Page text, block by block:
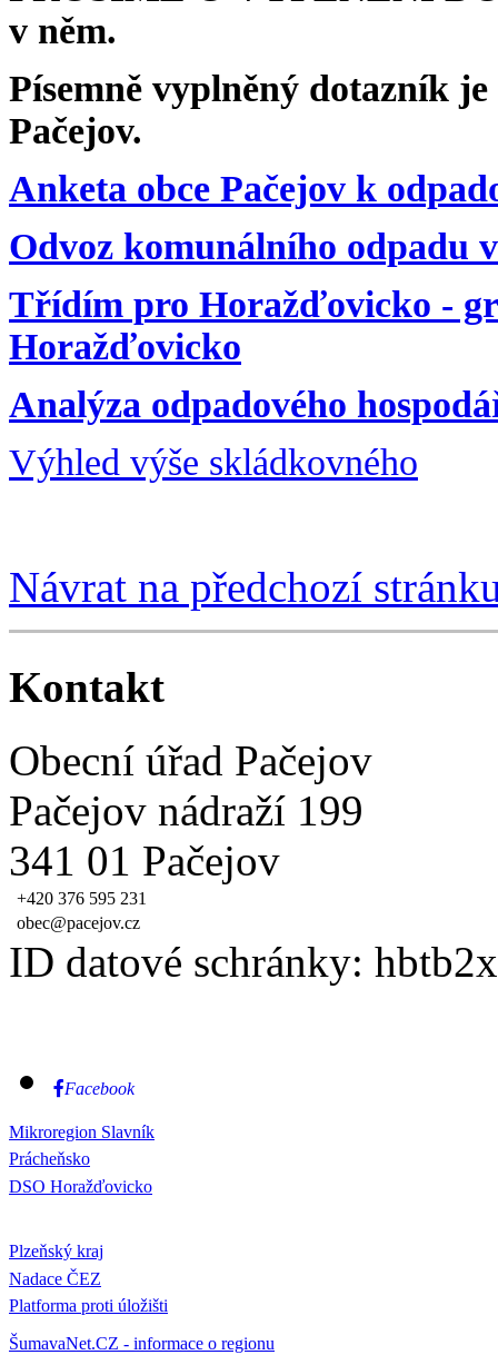
v něm.
Písemně vyplněný dotazník
Pačejov.
Anketa obce Pačejov k
Odvoz komunálního odpadu
Třídím pro Horažďovicko -
Horažďovicko
Analýza odpadového
Výhled výše skládkovného
Návrat na předchozí
Kontakt
Obecní úřad Pačejov
Pačejov nádraží 199
341 01 Pačejov
+420 376 595 231
obec@pacejov.cz
ID datové schránky:
Facebook
Mikroregion Slavník
Prácheňsko
DSO Horažďovicko
Plzeňský kraj
Nadace ČEZ
Platforma proti úložišti
ŠumavaNet.CZ - informace o regionu